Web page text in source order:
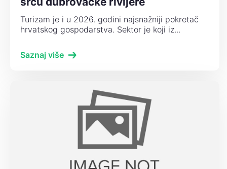
Turizam je i u 2026. godini najsnažniji pokretač
hrvatskog gospodarstva. Sektor je koji iz...
Saznaj više